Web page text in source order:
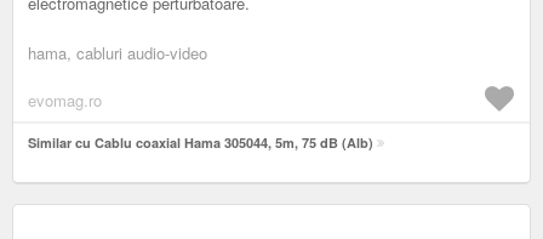
hama, cabluri audio-video
evomag.ro
Similar cu Cablu coaxial Hama 305044, 5m, 75 dB (Alb)